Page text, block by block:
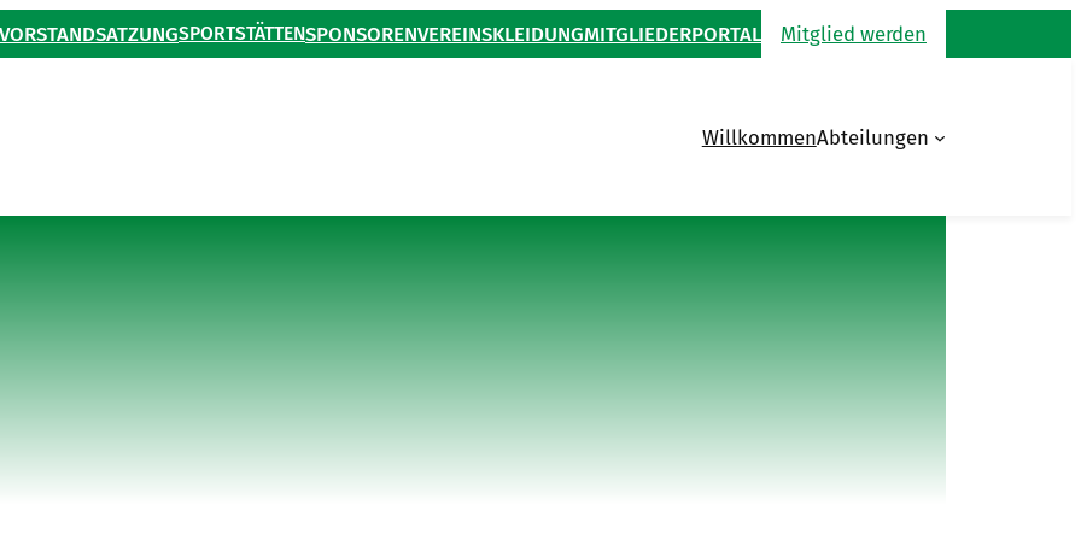
VORSTANDSATZUNGSPORTSTÄTTENSPONSORENVEREINSKLEIDUNGMITGLIEDERPORTAL Mitglied werden
WillkommenAbteilungen